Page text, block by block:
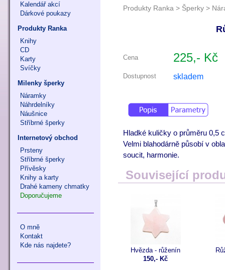
Kalendář akcí
Dárkové poukazy
Produkty Ranka
Knihy
CD
Karty
Svíčky
Milenky šperky
Náramky
Náhrdelníky
Náušnice
Stříbrné šperky
Internetový obchod
Prsteny
Stříbrné šperky
Přívěsky
Knihy a karty
Drahé kameny chmatky
Doporučujeme
O mně
Kontakt
Kde nás najdete?
Produkty Ranka > Šperky >
Cena 225,- Kč
Dostupnost skladem
Hladké kuličky o průměru 0,5
Velmi blahodárně působí v
soucit, harmonie.
Související
Hvězda - růženín
150,- Kč